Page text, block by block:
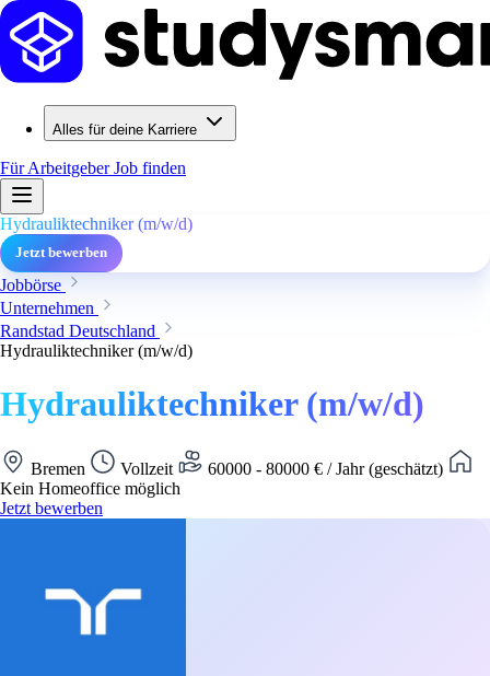
Alles für deine Karriere
Für ArbeitgeberJob finden
Hydrauliktechniker (m/w/d)
Jetzt bewerben
Jobbörse
Unternehmen
Randstad Deutschland
Hydrauliktechniker (m/w/d)
Hydrauliktechniker (m/w/d)
Bremen Vollzeit
60000 - 80000 € / Jahr (geschätzt)
Kein Homeoffice möglich
Jetzt bewerben